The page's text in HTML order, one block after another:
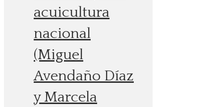
acuicultura
nacional
(Miguel
Avendaño Díaz
y Marcela